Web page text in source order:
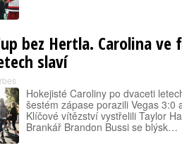
bez Hertla. Carolina
slaví
Hokejisté Caroliny po dvaceti
šestém zápase porazili Vegas 3:0
Klíčové vítězství vystřelili Taylor
Brankář Brandon Bussi se blýsk…